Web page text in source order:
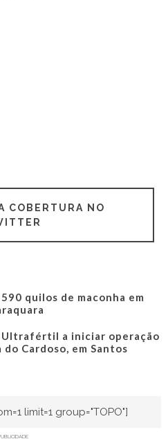
COBERTURA NO
quilos de maconha em
a iniciar operação
do Cardoso, em Santos
limit=1 group="TOPO"]